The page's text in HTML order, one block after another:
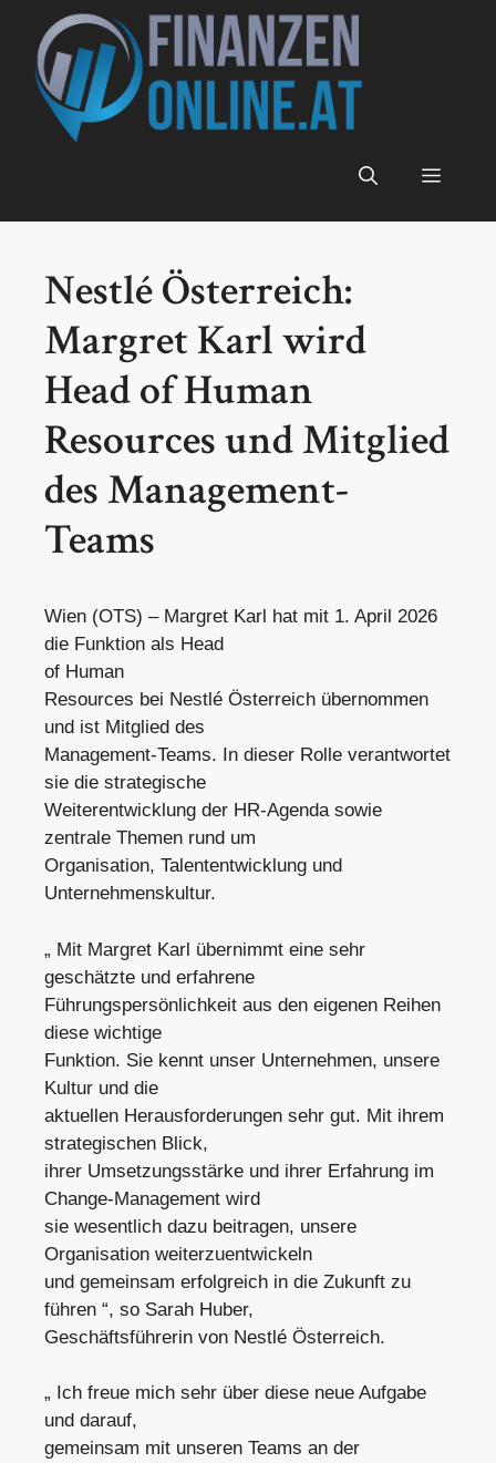
Inhalt
springen
Menü
Nestlé Österreich:
Margret Karl wird
Head of Human
Resources und Mitglied
des Management-
Teams
Wien (OTS) – Margret Karl hat mit 1. April 2026
die Funktion als Head
of Human
Resources bei Nestlé Österreich übernommen
und ist Mitglied des
Management-Teams. In dieser Rolle verantwortet
sie die strategische
Weiterentwicklung der HR-Agenda sowie
zentrale Themen rund um
Organisation, Talententwicklung und
Unternehmenskultur.
„ Mit Margret Karl übernimmt eine sehr
geschätzte und erfahrene
Führungspersönlichkeit aus den eigenen Reihen
diese wichtige
Funktion. Sie kennt unser Unternehmen, unsere
Kultur und die
aktuellen Herausforderungen sehr gut. Mit ihrem
strategischen Blick,
ihrer Umsetzungsstärke und ihrer Erfahrung im
Change-Management wird
sie wesentlich dazu beitragen, unsere
Organisation weiterzuentwickeln
und gemeinsam erfolgreich in die Zukunft zu
führen “, so Sarah Huber,
Geschäftsführerin von Nestlé Österreich.
„ Ich freue mich sehr über diese neue Aufgabe
und darauf,
gemeinsam mit unseren Teams an der